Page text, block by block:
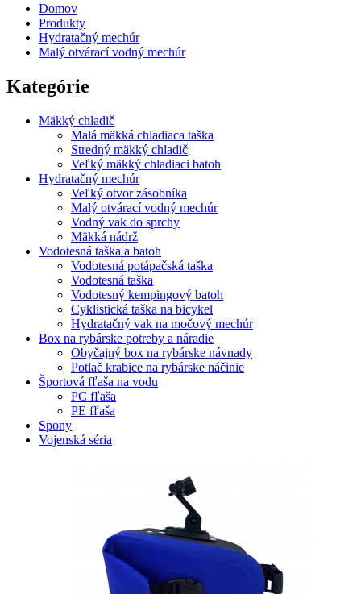
Domov
Produkty
Hydratačný mechúr
Malý otvárací vodný mechúr
Kategórie
Mäkký chladič
Malá mäkká chladiaca taška
Stredný mäkký chladič
Veľký mäkký chladiaci batoh
Hydratačný mechúr
Veľký otvor zásobníka
Malý otvárací vodný mechúr
Vodný vak do sprchy
Mäkká nádrž
Vodotesná taška a batoh
Vodotesná potápačská taška
Vodotesná taška
Vodotesný kempingový batoh
Cyklistická taška na bicykel
Hydratačný vak na močový mechúr
Box na rybárske potreby a náradie
Obyčajný box na rybárske návnady
Potlač krabice na rybárske náčinie
Športová fľaša na vodu
PC fľaša
PE fľaša
Spony
Vojenská séria